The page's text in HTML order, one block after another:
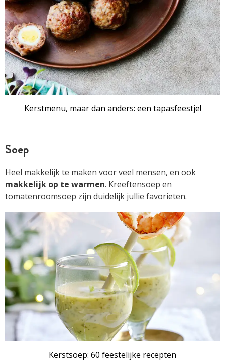
Kerstmenu, maar dan anders: een tapasfeestje!
Soep
Heel makkelijk te maken voor veel mensen, en ook
makkelijk op te warmen. Kreeftensoep en
tomatenroomsoep zijn duidelijk jullie favorieten.
Kerstsoep: 60 feestelijke recepten